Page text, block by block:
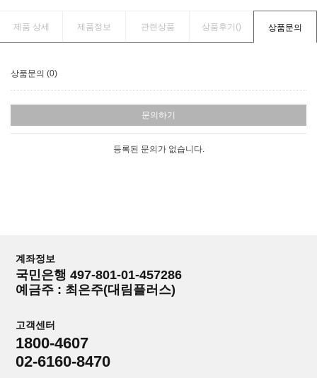
제품 상세 제품정보 관련상품 상품후기() 상품문의
상품문의 (0)
문의하기
등록된 문의가 없습니다.
계좌정보
국민은행 497-801-01-457286
예금주 : 최은주(대림플러스)
고객센터
1800-4607
02-6160-8470